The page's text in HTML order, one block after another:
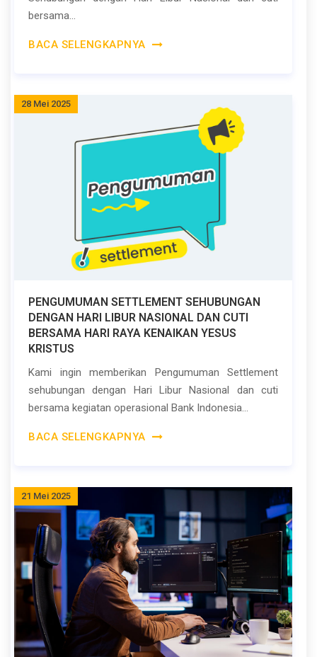
bersama...
BACA SELENGKAPNYA
28 Mei 2025
PENGUMUMAN SETTLEMENT SEHUBUNGAN
DENGAN HARI LIBUR NASIONAL DAN CUTI
BERSAMA HARI RAYA KENAIKAN YESUS
KRISTUS
Kami ingin memberikan Pengumuman Settlement
sehubungan dengan Hari Libur Nasional dan cuti
bersama kegiatan operasional Bank Indonesia...
BACA SELENGKAPNYA
21 Mei 2025